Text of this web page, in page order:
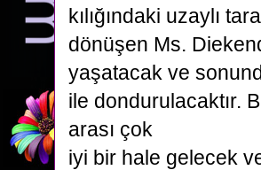
kılığındaki uzaylı
dönüşen Ms.
yaşatacak ve
ile dondurulacaktır.
arası çok
iyi bir hale gelecek